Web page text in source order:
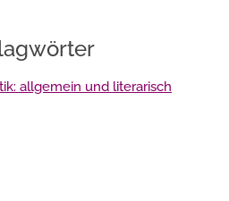
allgemein und literarisch